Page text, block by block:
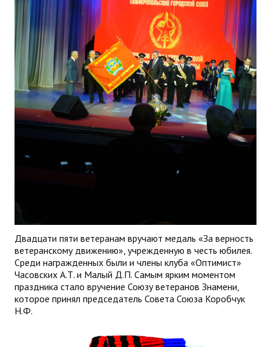
Двадцати пяти ветеранам вручают медаль «За верность
ветеранскому движению», учрежденную в честь юбилея.
Среди награжденных были и члены клуба «Оптимист»
Часовских А.Т. и Малый Д.П. Самым ярким моментом
праздника стало вручение Союзу ветеранов Знамени,
которое принял председатель Совета Союза Коробчук
Н.Ф.